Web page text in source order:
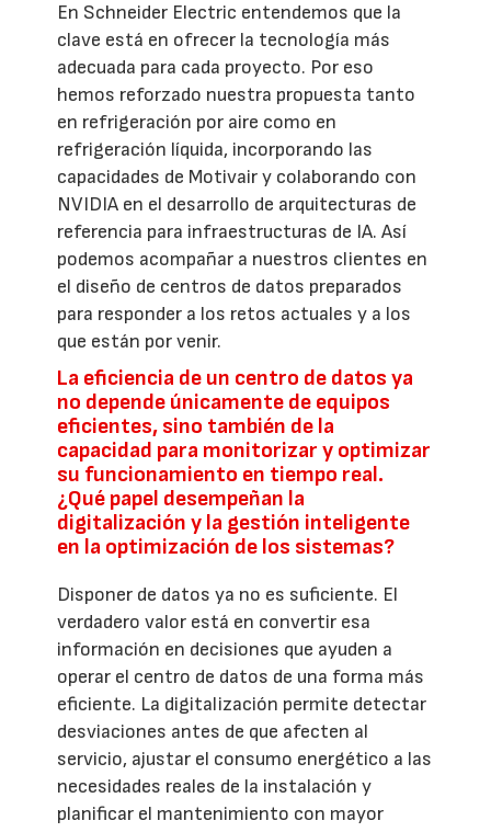
En Schneider Electric entendemos que la
clave está en ofrecer la tecnología más
adecuada para cada proyecto. Por eso
hemos reforzado nuestra propuesta tanto
en refrigeración por aire como en
refrigeración líquida, incorporando las
capacidades de Motivair y colaborando con
NVIDIA en el desarrollo de arquitecturas de
referencia para infraestructuras de IA. Así
podemos acompañar a nuestros clientes en
el diseño de centros de datos preparados
para responder a los retos actuales y a los
que están por venir.
La eficiencia de un centro de datos ya
no depende únicamente de equipos
eficientes, sino también de la
capacidad para monitorizar y optimizar
su funcionamiento en tiempo real.
¿Qué papel desempeñan la
digitalización y la gestión inteligente
en la optimización de los sistemas?
Disponer de datos ya no es suficiente. El
verdadero valor está en convertir esa
información en decisiones que ayuden a
operar el centro de datos de una forma más
eficiente. La digitalización permite detectar
desviaciones antes de que afecten al
servicio, ajustar el consumo energético a las
necesidades reales de la instalación y
planificar el mantenimiento con mayor